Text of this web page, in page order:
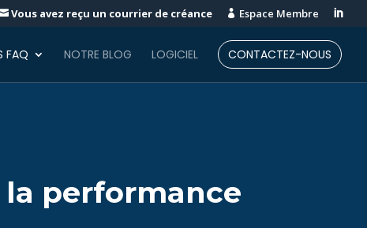
Vous avez reçu un courrier de créance  Espace Membre 
FAQ NOTRE BLOG LOGICIEL CONTACTEZ-NOUS
performance